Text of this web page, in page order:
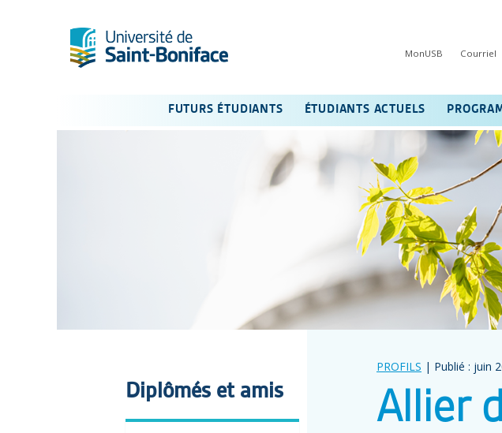
MonUSB Courriel
FUTURS ÉTUDIANTS ÉTUDIANTS ACTUELS
PROFILS | Publié : juin
Allier
Diplômés et amis